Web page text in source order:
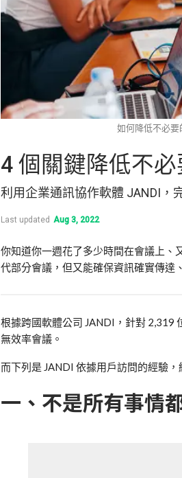
如何降低不必
4 個關鍵降低不
利用企業通訊協作軟體 JANDI，
Last updated Aug 3, 2022
你知道你一週花了多少時間在會議上、
代部分會議，但又能確保資訊確實傳達
根據跨國軟體公司 JANDI，針對 2,319
無效率會議。
而下列是 JANDI 依據用戶訪問的經驗
一、不是所有事情